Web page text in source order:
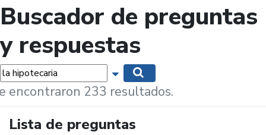
Buscador de preguntas
y respuestas
Mostrar opciones de búsqueda
encontraron 233 resultados.
Lista de preguntas